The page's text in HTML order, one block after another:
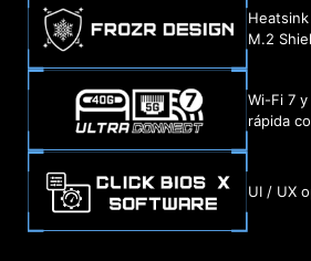
M.2
Wi-Fi 7
rápida
UI / UX